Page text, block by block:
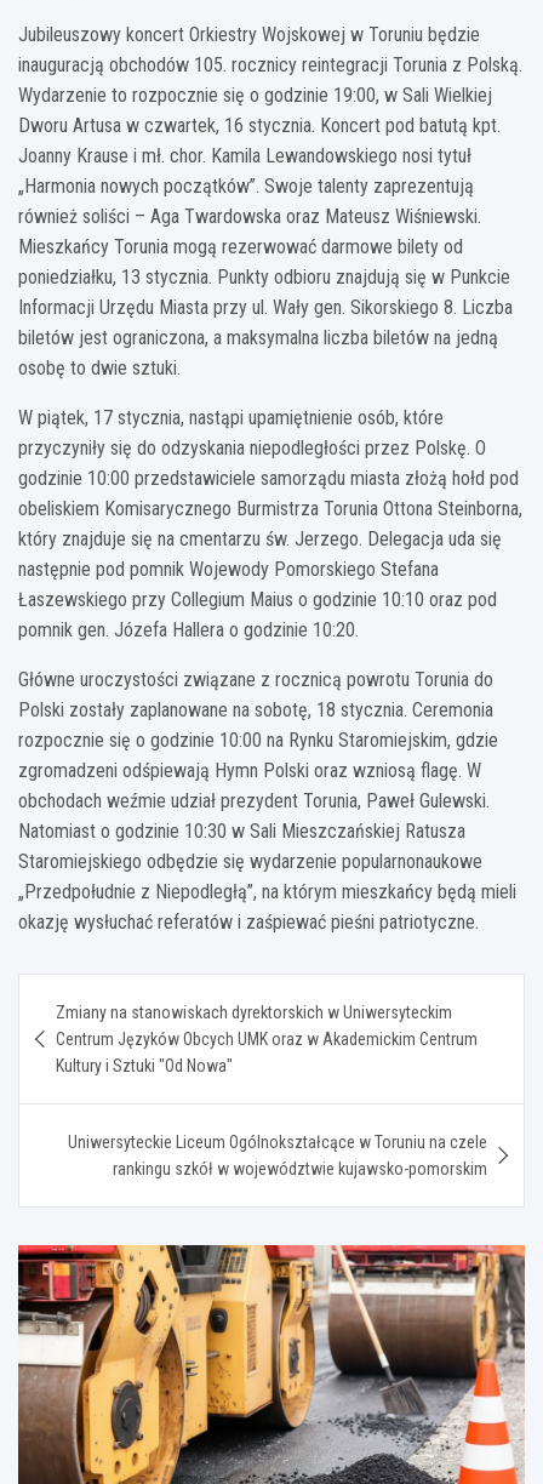
Jubileuszowy koncert Orkiestry Wojskowej w Toruniu będzie
inauguracją obchodów 105. rocznicy reintegracji Torunia z Polską.
Wydarzenie to rozpocznie się o godzinie 19:00, w Sali Wielkiej
Dworu Artusa w czwartek, 16 stycznia. Koncert pod batutą kpt.
Joanny Krause i mł. chor. Kamila Lewandowskiego nosi tytuł
„Harmonia nowych początków”. Swoje talenty zaprezentują
również soliści – Aga Twardowska oraz Mateusz Wiśniewski.
Mieszkańcy Torunia mogą rezerwować darmowe bilety od
poniedziałku, 13 stycznia. Punkty odbioru znajdują się w Punkcie
Informacji Urzędu Miasta przy ul. Wały gen. Sikorskiego 8. Liczba
biletów jest ograniczona, a maksymalna liczba biletów na jedną
osobę to dwie sztuki.
W piątek, 17 stycznia, nastąpi upamiętnienie osób, które
przyczyniły się do odzyskania niepodległości przez Polskę. O
godzinie 10:00 przedstawiciele samorządu miasta złożą hołd pod
obeliskiem Komisarycznego Burmistrza Torunia Ottona Steinborna,
który znajduje się na cmentarzu św. Jerzego. Delegacja uda się
następnie pod pomnik Wojewody Pomorskiego Stefana
Łaszewskiego przy Collegium Maius o godzinie 10:10 oraz pod
pomnik gen. Józefa Hallera o godzinie 10:20.
Główne uroczystości związane z rocznicą powrotu Torunia do
Polski zostały zaplanowane na sobotę, 18 stycznia. Ceremonia
rozpocznie się o godzinie 10:00 na Rynku Staromiejskim, gdzie
zgromadzeni odśpiewają Hymn Polski oraz wzniosą flagę. W
obchodach weźmie udział prezydent Torunia, Paweł Gulewski.
Natomiast o godzinie 10:30 w Sali Mieszczańskiej Ratusza
Staromiejskiego odbędzie się wydarzenie popularnonaukowe
„Przedpołudnie z Niepodległą”, na którym mieszkańcy będą mieli
okazję wysłuchać referatów i zaśpiewać pieśni patriotyczne.
wpisu
Zmiany na stanowiskach dyrektorskich w Uniwersyteckim
Centrum Języków Obcych UMK oraz w Akademickim Centrum
Kultury i Sztuki "Od Nowa"
Uniwersyteckie Liceum Ogólnokształcące w Toruniu na czele
rankingu szkół w województwie kujawsko-pomorskim